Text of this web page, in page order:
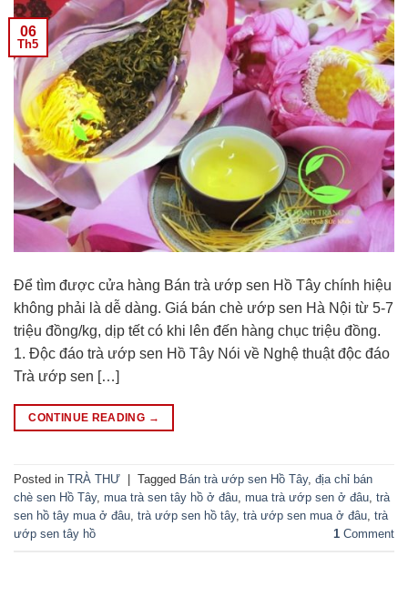
06
Th5
Để tìm được cửa hàng Bán trà ướp sen Hồ Tây chính hiệu
không phải là dễ dàng. Giá bán chè ướp sen Hà Nội từ 5-7
triệu đồng/kg, dịp tết có khi lên đến hàng chục triệu đồng.
1. Độc đáo trà ướp sen Hồ Tây Nói về Nghệ thuật độc đáo
Trà ướp sen […]
CONTINUE READING →
Posted in TRÀ THƯ Tagged Bán trà ướp sen Hồ Tây, địa chỉ bán
chè sen Hồ Tây, mua trà sen tây hồ ở đâu, mua trà ướp sen ở đâu, trà
sen hồ tây mua ở đâu, trà ướp sen hồ tây, trà ướp sen mua ở đâu, trà
ướp sen tây hồ
1 Comment